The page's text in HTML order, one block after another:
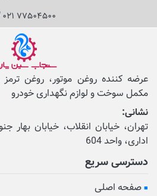
۰۲۱ ۷۷۵۰۴۵۰۰
عرضه کننده روغن موتور، روغن
مکمل‌ سوخت و لوازم نگهداری خودرو
نشانی:
تهران، خیابان انقلاب، خیابان بهار
اداری، واحد 604
دسترسی سریع
صفحه اصلی